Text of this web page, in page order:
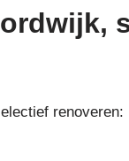
renoveren: